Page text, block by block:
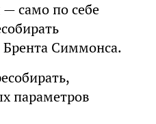
само по себе
Брента Симмонса.
параметров